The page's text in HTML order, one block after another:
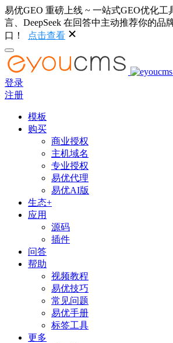
易优GEO 重磅上线 ~ 一站式GEO优化工
言、DeepSeek 在回答中主动推荐你的品
口！
点击查看
登录
注册
模板
购买
商业授权
主机域名
专业授权
易优代理
易优AI版
生态+
应用
源码
插件
问答
帮助
视频教程
易优技巧
常见问题
易优手册
标签工具
更多